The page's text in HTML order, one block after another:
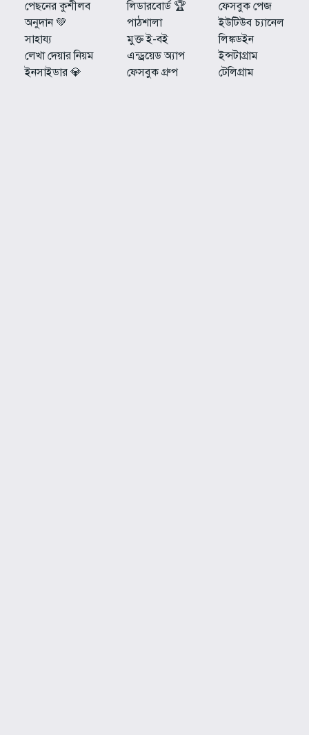
পেছনের কুশীলব
অনুদান 💚
সাহায্য
লেখা দেয়ার নিয়ম
ইনসাইডার 💎
লিডারবোর্ড 🏆
পাঠশালা
মুক্ত ই-বই
এন্ড্রয়েড অ্যাপ
ফেসবুক গ্রুপ
ফেসবুক পেজ
ইউটিউব চ্যানেল
লিঙ্কডইন
ইন্সটাগ্রাম
টেলিগ্রাম